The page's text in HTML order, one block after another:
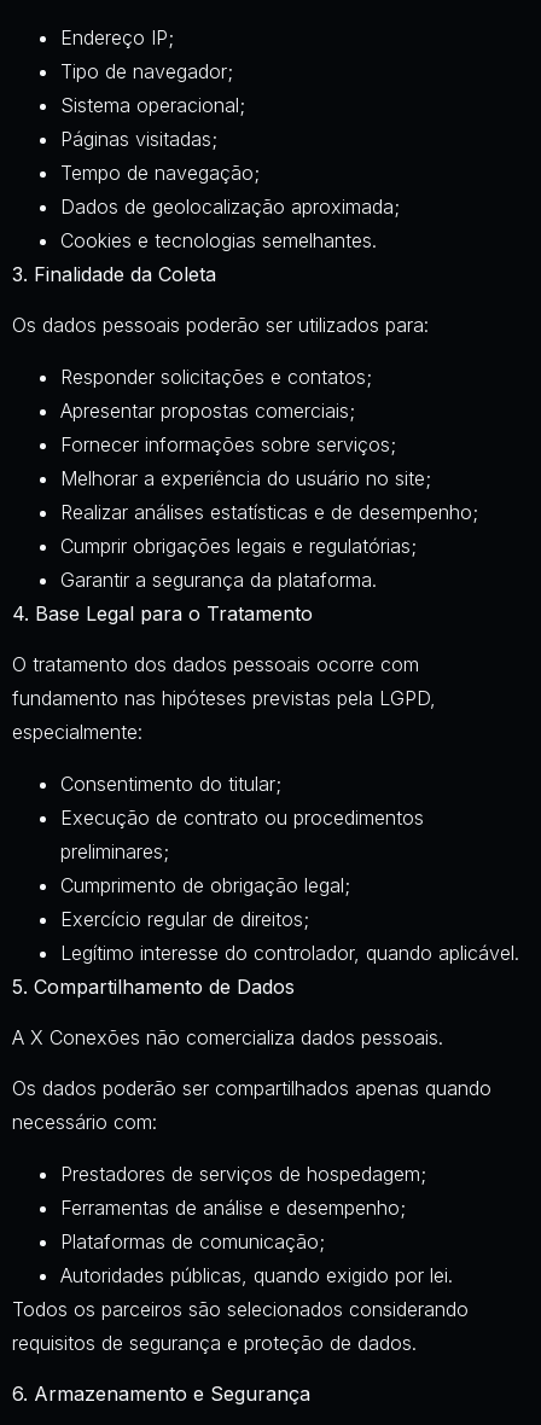
Endereço IP;
Tipo de navegador;
Sistema operacional;
Páginas visitadas;
Tempo de navegação;
Dados de geolocalização aproximada;
Cookies e tecnologias semelhantes.
3. Finalidade da Coleta
Os dados pessoais poderão ser utilizados para:
Responder solicitações e contatos;
Apresentar propostas comerciais;
Fornecer informações sobre serviços;
Melhorar a experiência do usuário no site;
Realizar análises estatísticas e de desempenho;
Cumprir obrigações legais e regulatórias;
Garantir a segurança da plataforma.
4. Base Legal para o Tratamento
O tratamento dos dados pessoais ocorre com
fundamento nas hipóteses previstas pela LGPD,
especialmente:
Consentimento do titular;
Execução de contrato ou procedimentos
preliminares;
Cumprimento de obrigação legal;
Exercício regular de direitos;
Legítimo interesse do controlador, quando aplicável.
5. Compartilhamento de Dados
A X Conexões não comercializa dados pessoais.
Os dados poderão ser compartilhados apenas quando
necessário com:
Prestadores de serviços de hospedagem;
Ferramentas de análise e desempenho;
Plataformas de comunicação;
Autoridades públicas, quando exigido por lei.
Todos os parceiros são selecionados considerando
requisitos de segurança e proteção de dados.
6. Armazenamento e Segurança